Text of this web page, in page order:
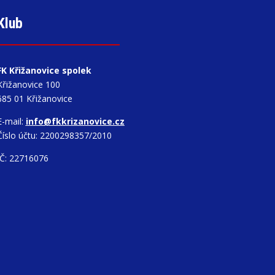
Křižanovice spolek
100
01 Křižanovice
mail: info@fkkrizanovice.cz
účtu: 2200298357/2010
22716076